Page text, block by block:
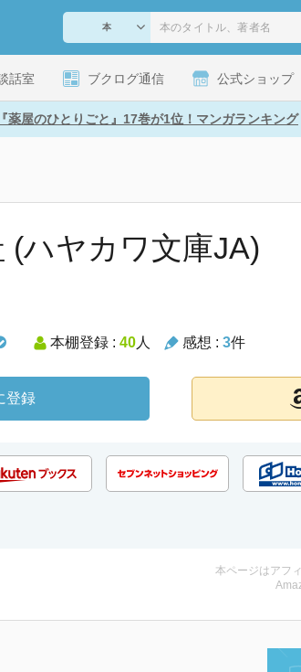
話室 ブクログ通信 公式ショップ
薬屋のひとりごと』17巻が1位！マンガランキング
(ハヤカワ文庫JA)
本棚登録 : 40人 感想 : 3件
登録
本ページはアフ